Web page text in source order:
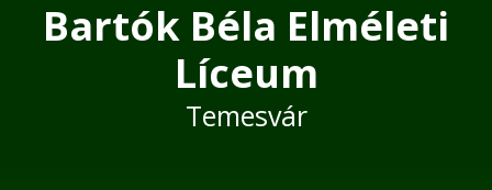
Bartók Béla Elméleti
Líceum
Temesvár